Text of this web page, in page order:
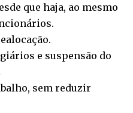
que haja, ao mesmo
e suspensão do
sem reduzir